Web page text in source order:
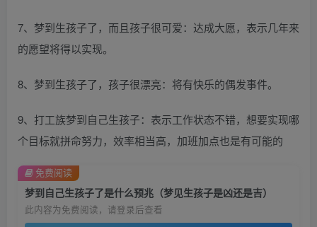
7、梦到生孩子了，而且孩子很可爱：达成大愿，表示几年来
的愿望将得以实现。
8、梦到生孩子了，孩子很漂亮：将有快乐的偶发事件。
9、打工族梦到自己生孩子：表示工作状态不错，想要实现哪
个目标就拼命努力，效率相当高，加班加点也是有可能的
梦到自己生孩子了是什么预兆（梦见生孩子是凶还是吉）
此内容为免费阅读，请登录后查看
免费阅读